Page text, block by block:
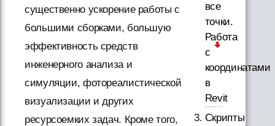
существенно ускорение работы с
большими сборками, большую
эффективность средств
инженерного анализа и
симуляции, фотореалистической
визуализации и других
ресурсоемких задач. Кроме того,
все
точки.
Работа
с
координатами
в
Revit
Скрипты